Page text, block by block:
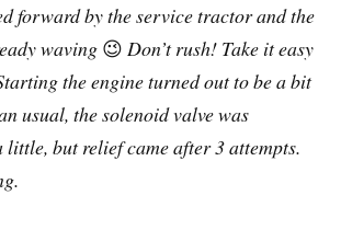
forward by the service tractor and the
waving 😉 Don’t rush! Take it easy
the engine turned out to be a bit
usual, the solenoid valve was
little, but relief came after 3 attempts.